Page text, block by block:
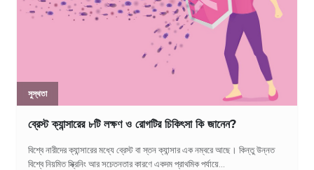
সুস্থতা
ব্রেস্ট ক্যান্সারের ৮টি লক্ষণ ও রোগটির চিকিৎসা কি জানেন?
বিশ্বে নারীদের ক্যান্সারের মধ্যে ব্রেস্ট বা স্তন ক্যান্সার এক নম্বরে আছে। কিন্তু উন্নত
বিশ্বে নিয়মিত স্ক্রিনিং আর সচেতনতার কারণে একদম প্রাথমিক পর্যায়ে...